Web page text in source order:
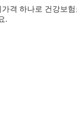
격 하나로 건강보
.